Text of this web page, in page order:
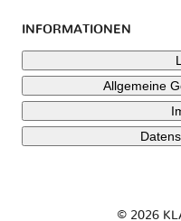
INFORMATIONEN
Allgemeine
© 2026